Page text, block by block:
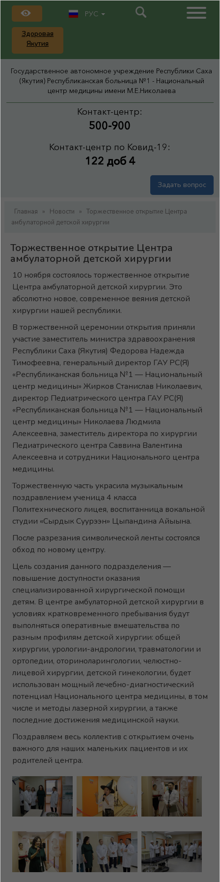
Здоровая
Якутия
РУС
Государственное автономное учреждение Республики Саха
(Якутия) Республиканская больница №1 - Национальный
центр медицины имени М.Е.Николаева
Контакт-центр:
500-900
Контакт-центр по Ковид-19:
122 доб 4
Задать вопрос
Главная » Новости » Торжественное открытие Центра
амбулаторной детской хирургии
Торжественное открытие Центра
амбулаторной детской хирургии
10 ноября состоялось торжественное открытие
Центра амбулаторной детской хирургии. Это
абсолютно новое, современное веяния детской
хирургии нашей республики.
В торжественной церемонии открытия приняли
участие заместитель министра здравоохранения
Республики Саха (Якутия) Федорова Надежда
Тимофеевна, генеральный директор ГАУ РС(Я)
«Республиканская больница №1 — Национальный
центр медицины» Жирков Станислав Николаевич,
директор Педиатрического центра ГАУ РС(Я)
«Республиканская больница №1 — Национальный
центр медицины» Николаева Людмила
Алексеевна, заместитель директора по хирургии
Педиатрического центра Саввина Валентина
Алексеевна и сотрудники Национального центра
медицины.
Торжественную часть украсила музыкальным
поздравлением ученица 4 класса
Политехнического лицея, воспитанница вокальной
студии «Сырдык Суурээн» Цыпандина Айыына.
После разрезания символической ленты состоялся
обход по новому центру.
Цель создания данного подразделения —
повышение доступности оказания
специализированной хирургической помощи
детям. В центре амбулаторной детской хирургии в
условиях кратковременного пребывания будут
выполняться оперативные вмешательства по
разным профилям детской хирургии: общей
хирургии, урологии-андрологии, травматологии и
ортопедии, оториноларингологии, челюстно-
лицевой хирургии, детской гинекологии, будет
использован мощный лечебно-диагностический
потенциал Национального центра медицины, в том
числе и методы лазерной хирургии, а также
последние достижения медицинской науки.
Поздравляем весь коллектив с открытием очень
важного для наших маленьких пациентов и их
родителей центра.